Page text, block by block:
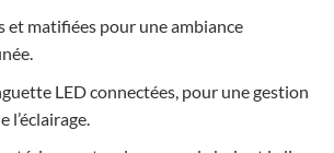
et matifiées pour une ambiance
LED connectées, pour une gestion
l’éclairage.